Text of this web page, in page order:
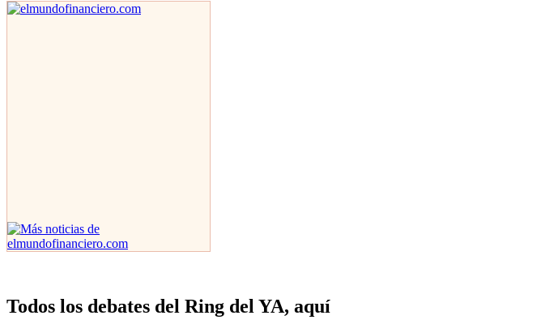
Todos los debates del Ring del YA, aquí